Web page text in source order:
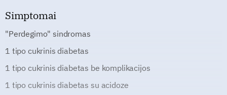
Simptomai
"Perdegimo" sindromas
1 tipo cukrinis diabetas
1 tipo cukrinis diabetas be komplikacijos
1 tipo cukrinis diabetas su acidoze